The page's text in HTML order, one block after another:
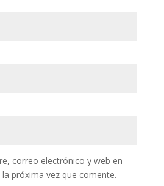
correo electrónico y web en
próxima vez que comente.